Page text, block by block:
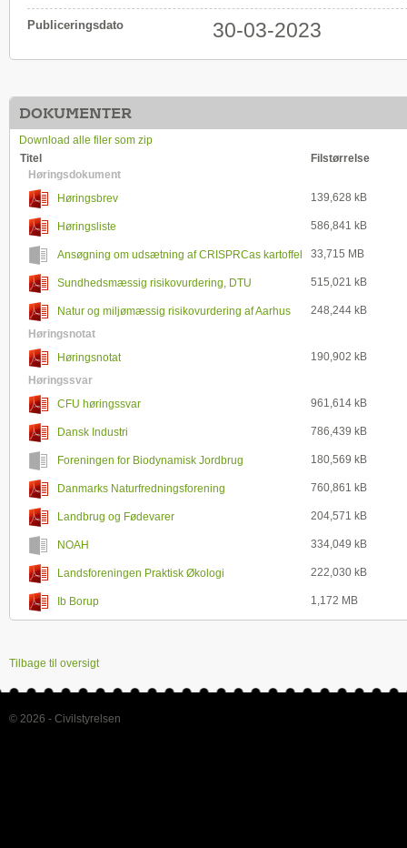
Publiceringsdato 30-03-2023
DOKUMENTER
Download alle filer som zip
Titel
Filstørrelse
Høringsdokument
Høringsbrev
139,628 kB
Høringsliste 586,841 kB
Ansøgning om udsætning af CRISPRCas kartoffel
til kartoffelstivelsesproduktion, med forbedret
modstandskraft imod kartoffelskimmel
33,715 MB
Sundhedsmæssig risikovurdering, DTU 515,021 kB
Natur og miljømæssig risikovurdering af Aarhus
Universitet
248,244 kB
Høringsnotat
Høringsnotat
190,902 kB
Høringssvar
CFU høringssvar
961,614 kB
Dansk Industri 786,439 kB
Foreningen for Biodynamisk Jordbrug 180,569 kB
Danmarks Naturfredningsforening 760,861 kB
Landbrug og Fødevarer 204,571 kB
NOAH 334,049 kB
Landsforeningen Praktisk Økologi 222,030 kB
Ib Borup 1,172 MB
Tilbage til oversigt
© 2026 - Civilstyrelsen